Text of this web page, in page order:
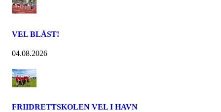
VEL BLÅST!
04.08.2026
FRIIDRETTSKOLEN VEL I HAVN